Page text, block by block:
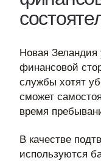
Новая Зеландия
финансовой
службы хотят
сможет
время
В качестве
используются